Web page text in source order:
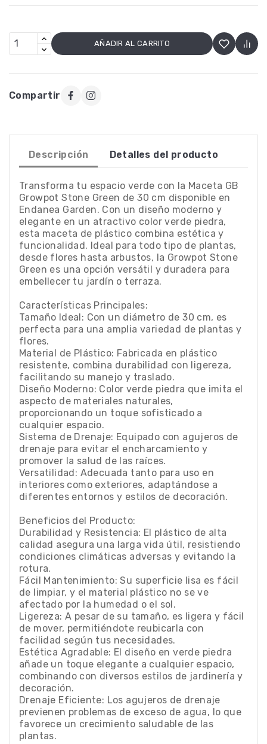
AÑADIR AL CARRITO
Compartir
Descripción Detalles del producto
Transforma tu espacio verde con la Maceta GB
Growpot Stone Green de 30 cm disponible en
Endanea Garden. Con un diseño moderno y
elegante en un atractivo color verde piedra,
esta maceta de plástico combina estética y
funcionalidad. Ideal para todo tipo de plantas,
desde flores hasta arbustos, la Growpot Stone
Green es una opción versátil y duradera para
embellecer tu jardín o terraza.
Características Principales:
Tamaño Ideal: Con un diámetro de 30 cm, es
perfecta para una amplia variedad de plantas y
flores.
Material de Plástico: Fabricada en plástico
resistente, combina durabilidad con ligereza,
facilitando su manejo y traslado.
Diseño Moderno: Color verde piedra que imita el
aspecto de materiales naturales,
proporcionando un toque sofisticado a
cualquier espacio.
Sistema de Drenaje: Equipado con agujeros de
drenaje para evitar el encharcamiento y
promover la salud de las raíces.
Versatilidad: Adecuada tanto para uso en
interiores como exteriores, adaptándose a
diferentes entornos y estilos de decoración.
Beneficios del Producto:
Durabilidad y Resistencia: El plástico de alta
calidad asegura una larga vida útil, resistiendo
condiciones climáticas adversas y evitando la
rotura.
Fácil Mantenimiento: Su superficie lisa es fácil
de limpiar, y el material plástico no se ve
afectado por la humedad o el sol.
Ligereza: A pesar de su tamaño, es ligera y fácil
de mover, permitiéndote reubicarla con
facilidad según tus necesidades.
Estética Agradable: El diseño en verde piedra
añade un toque elegante a cualquier espacio,
combinando con diversos estilos de jardinería y
decoración.
Drenaje Eficiente: Los agujeros de drenaje
previenen problemas de exceso de agua, lo que
favorece un crecimiento saludable de las
plantas.